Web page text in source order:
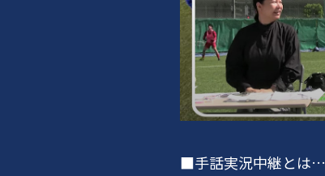
■手話実況中継とは…